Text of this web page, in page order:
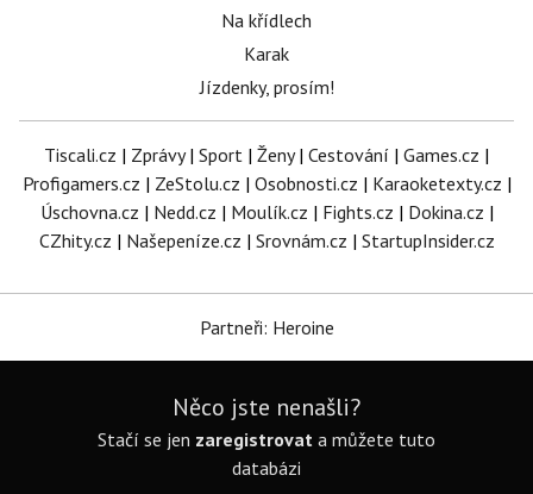
Na křídlech
Karak
Jízdenky, prosím!
Tiscali.cz | Zprávy| Sport | Ženy| Cestování | Games.cz |
Profigamers.cz | ZeStolu.cz | Osobnosti.cz | Karaoketexty.cz |
Úschovna.cz | Nedd.cz | Moulík.cz | Fights.cz | Dokina.cz |
CZhity.cz | Našepeníze.cz | Srovnám.cz | StartupInsider.cz
Partneři: Heroine
Něco jste nenašli?
Stačí se jen zaregistrovat a můžete tuto
databázi